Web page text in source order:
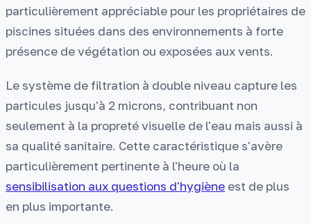
particulièrement appréciable pour les propriétaires de
piscines situées dans des environnements à forte
présence de végétation ou exposées aux vents.
Le système de filtration à double niveau capture les
particules jusqu'à 2 microns, contribuant non
seulement à la propreté visuelle de l'eau mais aussi à
sa qualité sanitaire. Cette caractéristique s'avère
particulièrement pertinente à l'heure où la
sensibilisation aux questions d'hygiène est de plus
en plus importante.